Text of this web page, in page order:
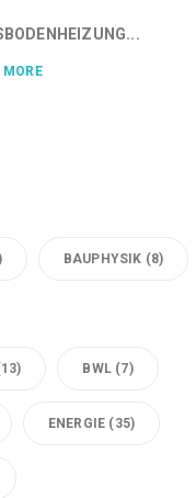
MORE
BAUPHYSIK (8)
BWL (7)
ENERGIE (35)